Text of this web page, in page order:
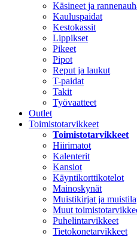
Käsineet ja
Kauluspaidat
Kestokassit
Lippikset
Pikeet
Pipot
Reput ja laukut
T-paidat
Takit
Työvaatteet
Outlet
Toimistotarvikkeet
Toimistotarvikkeet
Hiirimatot
Kalenterit
Kansiot
Käyntikorttikotelot
Mainoskynät
Muistikirjat ja
Muut
Puhelintarvikkeet
Tietokonetarvikkeet